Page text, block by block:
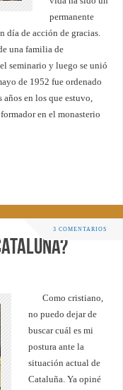
permanente
día de acción de gracias.
una familia de
seminario y luego se unió
de 1952 fue ordenado
en los que estuvo,
en el monasterio
3 COMENTARIOS
Como cristiano,
no puedo dejar de
buscar cuál es mi
postura ante la
situación actual de
Cataluña. Ya opiné